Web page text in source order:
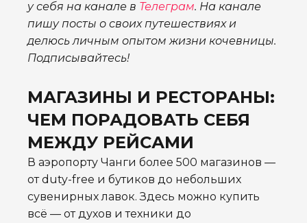
у себя на канале в Телеграм. На канале
пишу посты о своих путешествиях и
делюсь личным опытом жизни кочевницы.
Подписывайтесь!
МАГАЗИНЫ И РЕСТОРАНЫ:
ЧЕМ ПОРАДОВАТЬ СЕБЯ
МЕЖДУ РЕЙСАМИ
В аэропорту Чанги более 500 магазинов —
от duty-free и бутиков до небольших
сувенирных лавок. Здесь можно купить
всё — от духов и техники до